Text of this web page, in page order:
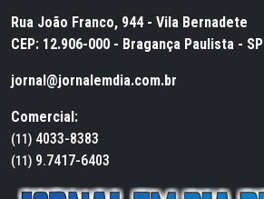
Rua João Franco, 944 - Vila Bernadete
CEP: 12.906-000 - Bragança Paulista - SP
jornal@jornalemdia.com.br
Comercial:
(11) 4033-8383
(11) 9.7417-6403